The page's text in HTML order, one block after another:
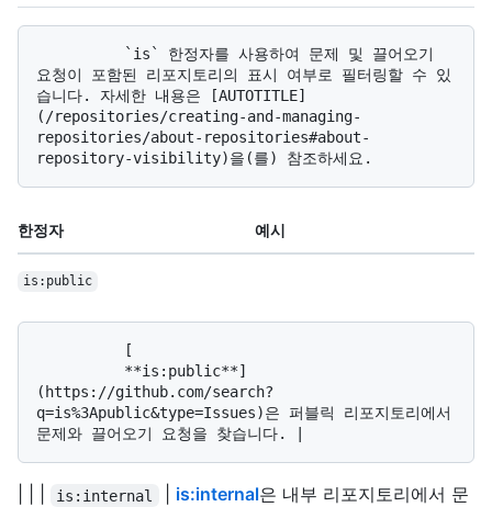
요청이 포함된 리포지토리의 표시 여부로 필터링할 수 있
습니다. 자세한 내용은 [AUTOTITLE]
(/repositories/creating-and-managing-
repositories/about-repositories#about-
한정자 예시
is:public
(https://github.com/search?
q=is%3Apublic&type=Issues)은 퍼블릭 리포지토리에서
is:internal is:internal은 내부 리포지토리에서 문